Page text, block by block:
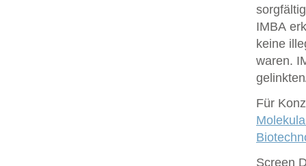
IMBA
keine
waren.
Für
Screen